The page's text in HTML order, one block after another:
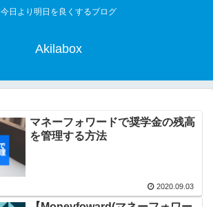
今日より明日を良くするブログ
Akilabox
マネーフォワードで奨学金の残高
を管理する方法
2020.09.03